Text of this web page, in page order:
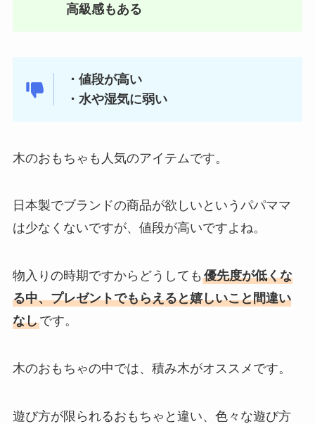
高級感もある
・値段が高い
・水や湿気に弱い
木のおもちゃも人気のアイテムです。
日本製でブランドの商品が欲しいというパパママ
は少なくないですが、値段が高いですよね。
物入りの時期ですからどうしても 優先度が低くな
る中、プレゼントでもらえると嬉しいこと間違い
なしです。
木のおもちゃの中では、積み木がオススメです。
遊び方が限られるおもちゃと違い、色々な遊び方